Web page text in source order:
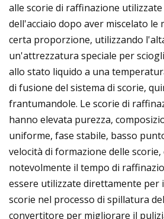
alle scorie di raffinazione
dell'acciaio dopo aver miscelato le
certa proporzione, utilizzando
un'attrezzatura speciale per
allo stato liquido a una
di fusione del sistema di scorie,
frantumandole. Le scorie di
hanno elevata purezza,
uniforme, fase stabile, basso
velocità di formazione delle
notevolmente il tempo di
essere utilizzate direttamente per
scorie nel processo di spillatura
convertitore per migliorare il